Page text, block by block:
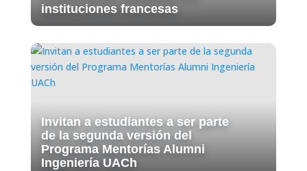
instituciones francesas
Invitan a estudiantes a ser parte
de la segunda versión del
Programa Mentorías Alumni
Ingeniería UACh